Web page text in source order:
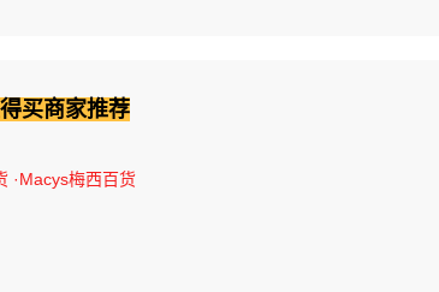
买商家推荐
·Macys梅西百货